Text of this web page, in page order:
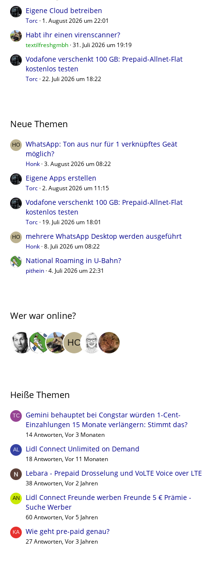
Eigene Cloud betreiben
Torc 1. August 2026 um 22:01
Habt ihr einen virenscanner?
textilfreshgmbh 31. Juli 2026 um 19:19
Vodafone verschenkt 100 GB: Prepaid-Allnet-Flat
kostenlos testen
Torc 22. Juli 2026 um 18:22
Neue Themen
WhatsApp: Ton aus nur für 1 verknüpftes Geät
möglich?
Honk 3. August 2026 um 08:22
Eigene Apps erstellen
Torc 2. August 2026 um 11:15
Vodafone verschenkt 100 GB: Prepaid-Allnet-Flat
kostenlos testen
Torc 19. Juli 2026 um 18:01
mehrere WhatsApp Desktop werden ausgeführt
Honk 8. Juli 2026 um 08:22
National Roaming in U-Bahn?
pithein 4. Juli 2026 um 22:31
Wer war online?
Heiße Themen
Gemini behauptet bei Congstar würden 1-Cent-
Einzahlungen 15 Monate verlängern: Stimmt das?
14 Antworten, Vor 3 Monaten
Lidl Connect Unlimited on Demand
18 Antworten, Vor 11 Monaten
Lebara - Prepaid Drosselung und VoLTE Voice over LTE
38 Antworten, Vor 2 Jahren
Lidl Connect Freunde werben Freunde 5 € Prämie -
Suche Werber
60 Antworten, Vor 5 Jahren
Wie geht pre-paid genau?
27 Antworten, Vor 3 Jahren